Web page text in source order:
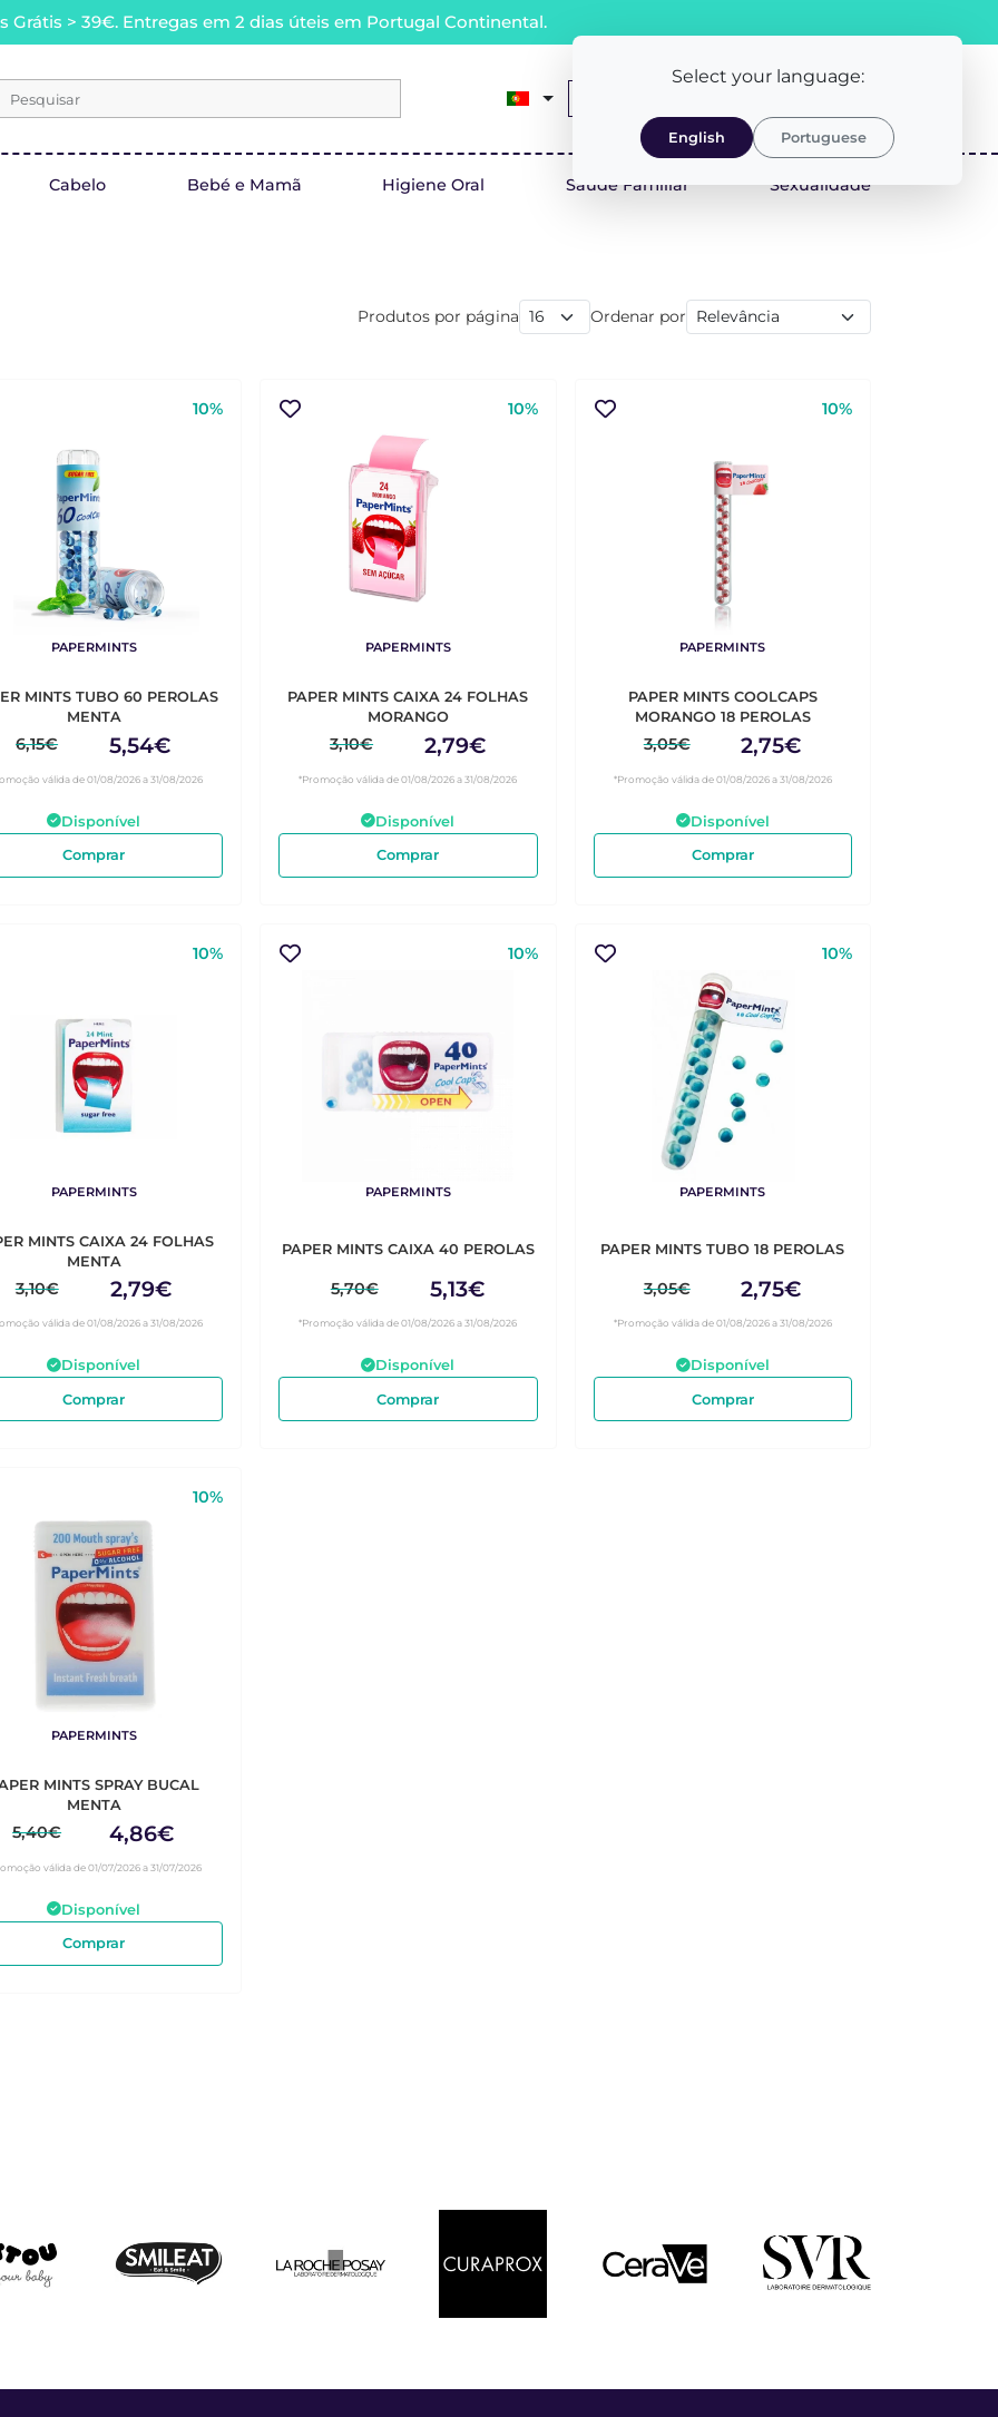
Select your language:
English Portuguese
Grátis > 39€. Entregas em 2 dias úteis em Portugal Continental.
Pesquisar
0
Cabelo Bebé e Mamã Higiene Oral Saúde Familiar Sexualidade
Produtos por página Ordenar por
10%
PAPERMINTS
MINTS TUBO 60 PEROLAS
MENTA
6,15€ 5,54€
válida de 01/08/2026 a 31/08/2026
Disponível
Comprar
10%
PAPERMINTS
PAPER MINTS CAIXA 24 FOLHAS
MORANGO
3,10€ 2,79€
*Promoção válida de 01/08/2026 a 31/08/2026
Disponível
Comprar
10%
PAPERMINTS
PAPER MINTS COOLCAPS
MORANGO 18 PEROLAS
3,05€ 2,75€
*Promoção válida de 01/08/2026 a 31/08/2026
Disponível
Comprar
10%
PAPERMINTS
MINTS CAIXA 24 FOLHAS
MENTA
3,10€ 2,79€
válida de 01/08/2026 a 31/08/2026
Disponível
Comprar
10%
PAPERMINTS
PAPER MINTS CAIXA 40 PEROLAS
5,70€ 5,13€
*Promoção válida de 01/08/2026 a 31/08/2026
Disponível
Comprar
10%
PAPERMINTS
PAPER MINTS TUBO 18 PEROLAS
3,05€ 2,75€
*Promoção válida de 01/08/2026 a 31/08/2026
Disponível
Comprar
10%
PAPERMINTS
MINTS SPRAY BUCAL
MENTA
5,40€ 4,86€
válida de 01/07/2026 a 31/07/2026
Disponível
Comprar